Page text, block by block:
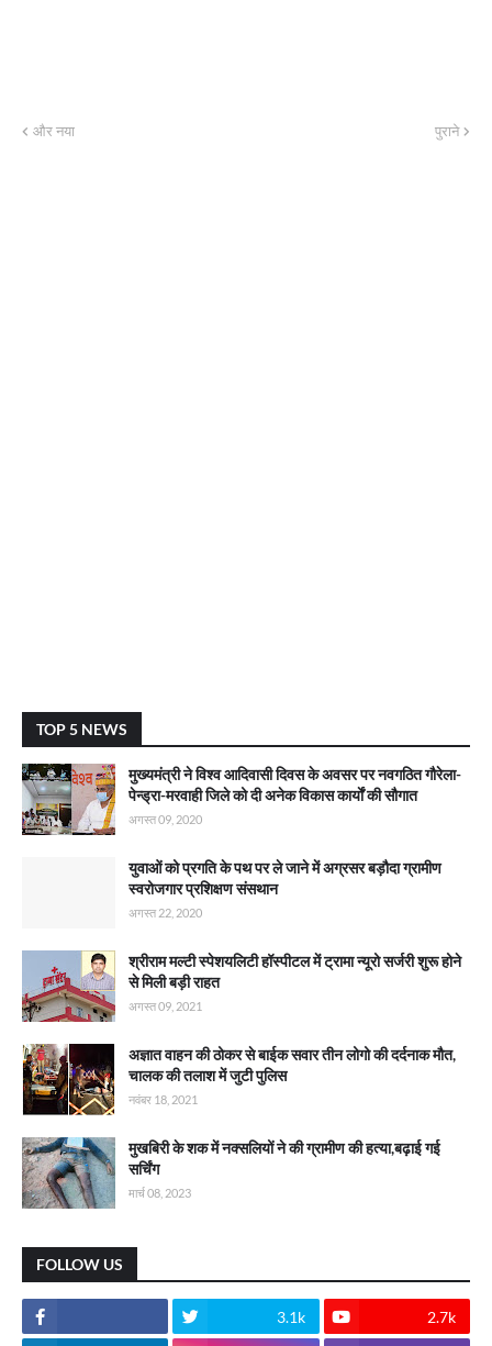
और नया पुराने
TOP 5 NEWS
मुख्यमंत्री ने विश्व आदिवासी दिवस के अवसर पर नवगठित गौरेला-
पेन्ड्रा-मरवाही जिले को दी अनेक विकास कार्याें की सौगात
अगस्त 09, 2020
युवाओं को प्रगति के पथ पर ले जाने में अग्रसर बड़ौदा ग्रामीण
स्वरोजगार प्रशिक्षण संसथान
अगस्त 22, 2020
श्रीराम मल्टी स्पेशयलिटी हॉस्पीटल में ट्रामा न्यूरो सर्जरी शुरू होने
से मिली बड़ी राहत
अगस्त 09, 2021
अज्ञात वाहन की ठोकर से बाईक सवार तीन लोगो की दर्दनाक मौत,
चालक की तलाश में जुटी पुलिस
नवंबर 18, 2021
मुखबिरी के शक में नक्सलियों ने की ग्रामीण की हत्या,बढ़ाई गई
सर्चिंग
मार्च 08, 2023
FOLLOW US
3.1k 2.7k